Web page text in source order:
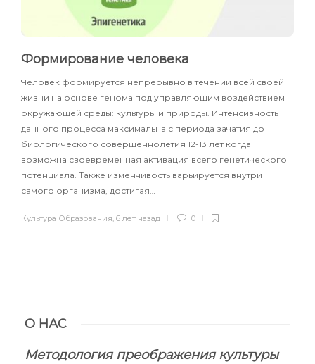
Формирование человека
Человек формируется непрерывно в течении всей своей
жизни на основе генома под управляющим воздействием
окружающей среды: культуры и природы. Интенсивность
данного процесса максимальна с периода зачатия до
биологического совершеннолетия 12-13 лет когда
возможна своевременная активация всего генетического
потенциала. Также изменчивость варьируется внутри
самого организма, достигая…
Культура Образования, 6 лет назад 0
О НАС
Методология преображения культуры